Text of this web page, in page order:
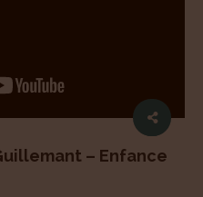
– Enfance